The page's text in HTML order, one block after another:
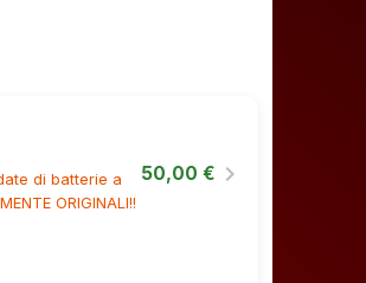
di batterie a
ORIGINALI!!
50,00 € chevron_right